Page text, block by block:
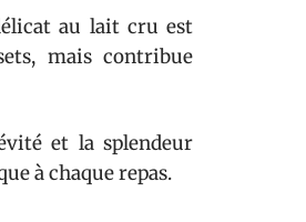
au lait cru est
mais contribue
et la splendeur
à chaque repas.